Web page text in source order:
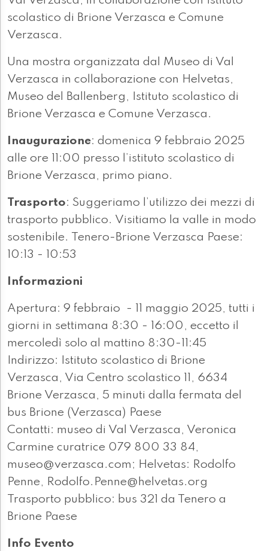
scolastico di Brione Verzasca e Comune
Verzasca.
Una mostra organizzata dal Museo di Val
Verzasca in collaborazione con Helvetas,
Museo del Ballenberg, Istituto scolastico di
Brione Verzasca e Comune Verzasca.
Inaugurazione: domenica 9 febbraio 2025
alle ore 11:00 presso l’istituto scolastico di
Brione Verzasca, primo piano.
Trasporto: Suggeriamo l’utilizzo dei mezzi di
trasporto pubblico. Visitiamo la valle in modo
sostenibile. Tenero-Brione Verzasca Paese:
10:13 - 10:53
Informazioni
Apertura: 9 febbraio - 11 maggio 2025, tutti i
giorni in settimana 8:30 - 16:00, eccetto il
mercoledì solo al mattino 8:30-11:45
Indirizzo: Istituto scolastico di Brione
Verzasca, Via Centro scolastico 11, 6634
Brione Verzasca, 5 minuti dalla fermata del
bus Brione (Verzasca) Paese
Contatti: museo di Val Verzasca, Veronica
Carmine curatrice 079 800 33 84,
museo@verzasca.com; Helvetas: Rodolfo
Penne, Rodolfo.Penne@helvetas.org
Trasporto pubblico: bus 321 da Tenero a
Brione Paese
Info Evento